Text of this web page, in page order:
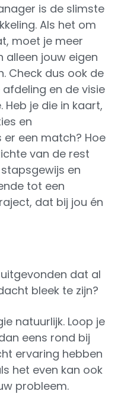
is de slimste
Als het om
moet je meer
alleen jouw eigen
Check dus ook de
en de visie
je die in kaart,
en
er een match? Hoe
van de rest
en
tot een
dat bij jou én
dat al
bleek te zijn?
natuurlijk. Loop je
eens rond bij
ervaring hebben
het even kan ook
probleem.